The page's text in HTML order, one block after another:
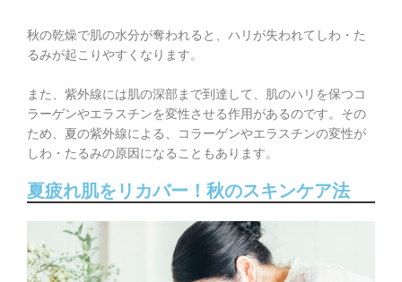
秋の乾燥で肌の水分が奪われると、ハリが失われてしわ・た
るみが起こりやすくなります。
また、紫外線には肌の深部まで到達して、肌のハリを保つコ
ラーゲンやエラスチンを変性させる作用があるのです。その
ため、夏の紫外線による、コラーゲンやエラスチンの変性が
しわ・たるみの原因になることもあります。
夏疲れ肌をリカバー！秋のスキンケア法